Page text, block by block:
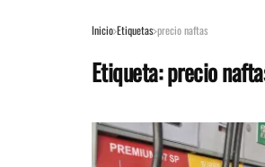
Inicio Etiquetas precio naftas
Etiqueta:precio